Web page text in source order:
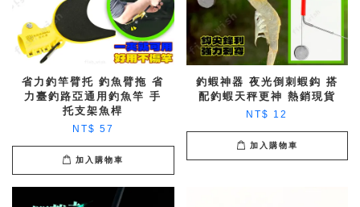
省力釣竿臂托 釣魚臂拖 省
力臺釣路亞通用釣魚竿 手
托支架魚桿
NT$ 57
加入購物車
釣蝦神器 夜光倒刺蝦鈎 搭
配釣蝦天秤更神 熱銷現貨
NT$ 12
加入購物車